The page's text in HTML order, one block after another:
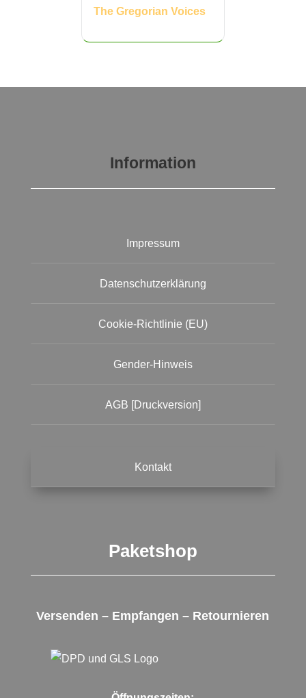
The Gregorian Voices
Information
Impressum
Datenschutzerklärung
Cookie-Richtlinie (EU)
Gender-Hinweis
AGB [Druckversion]
Kontakt
Paketshop
Versenden – Empfangen – Retournieren